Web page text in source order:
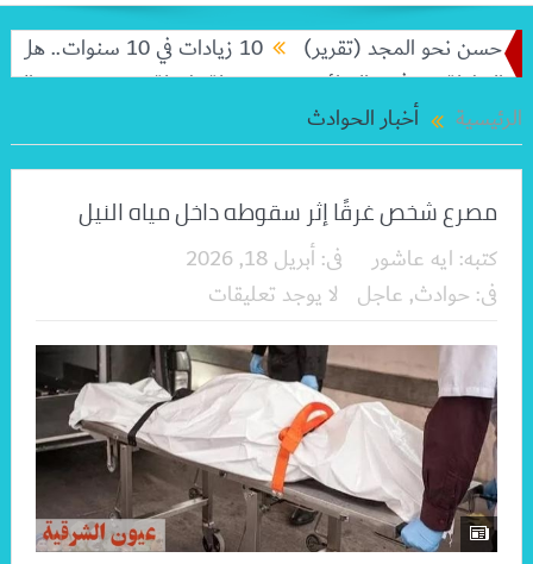
(تقرير)
10 زيادات في 10 سنوات.. هل حان الوقت لرفع دعم البنزين نهائيا؟
بعد رحلة طويلة.. ميسي يعود إلى الأرجنتين لتوديع
الرئيسية
أخبار الحوادث
مصرع شخص غرقًا إثر سقوطه داخل مياه النيل
كتبه: ايه عاشور فى:أبريل 18, 2026
فى: حوادث, عاجل لا يوجد تعليقات